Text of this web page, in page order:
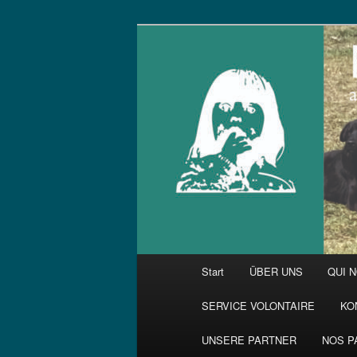
Start ÜBER UNS QUI
SERVICE VOLONTAIRE
UNSERE PARTNER NOS